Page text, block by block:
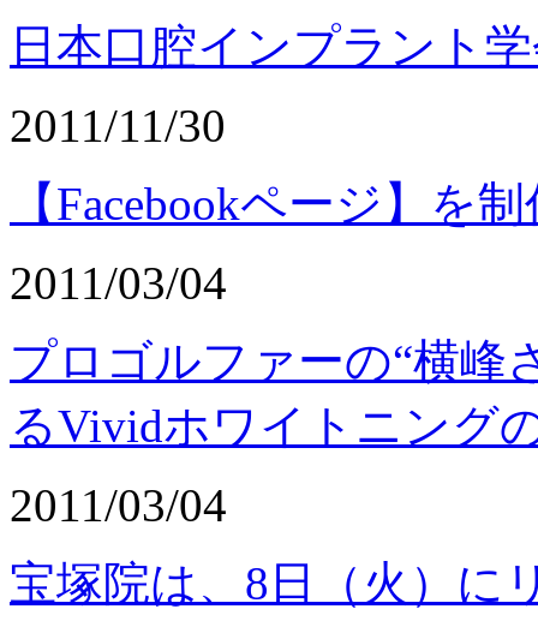
日本口腔インプラント
2011/11/30
【Facebookページ】を
2011/03/04
プロゴルファーの“横峰
るVividホワイトニング
2011/03/04
宝塚院は、8日（火）に